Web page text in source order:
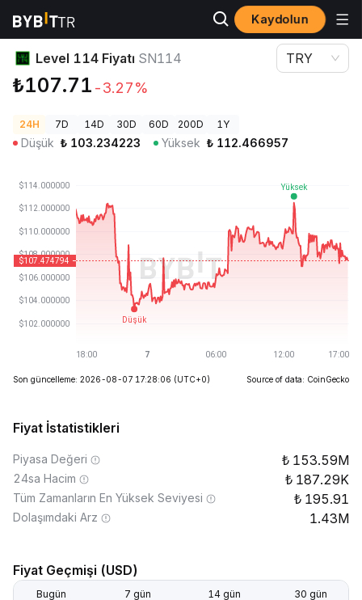
Kaydolun
Kripto Fiyatları
Level 114 Fiyatı SN114
₺107.71 -3.27%
TRY
24H 7D 14D 30D 60D 200D 1Y
Düşük ₺ 103.234223 Yüksek ₺ 112.466957
Son güncelleme: 2026-08-07 17:28:06 (UTC+0) Source of data: CoinGecko
Fiyat İstatistikleri
Piyasa Değeri 153.59M
24sa Hacim 187.29K
Tüm Zamanların En Yüksek Seviyesi 195.91
Dolaşımdaki Arz 1.43M
Fiyat Geçmişi (USD)
Bugün 7 gün 14 gün 30 gün